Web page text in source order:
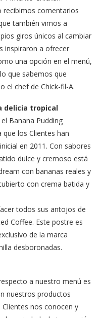
recibimos comentarios
también vimos a
giros únicos al cambiar
inspiraron a ofrecer
una opción en el menú,
que sabemos que
el chef de Chick-fil-A.
delicia tropical
Banana Pudding
los Clientes han
en 2011. Con sabores
dulce y cremoso está
con bananas reales y
con crema batida y
todos sus antojos de
Coffee. Este postre es
de la marca
desboronadas.
a nuestro menú es
nuestros productos
nos conocen y